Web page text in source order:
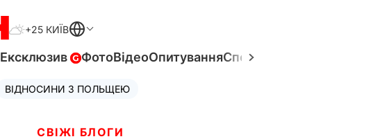
+25 КИЇВ
Ексклюзив ФотоВідеоОпитуванняСпецпроєкти
ВІДНОСИНИ З ПОЛЬЩЕЮ
СВІЖІ БЛОГИ